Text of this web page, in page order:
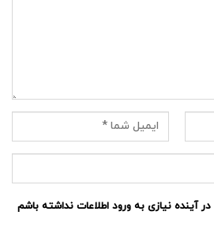
آینده نیازی به ورود اطلاعات نداشته باشم